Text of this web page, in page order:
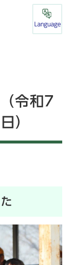
Language
令和7
）